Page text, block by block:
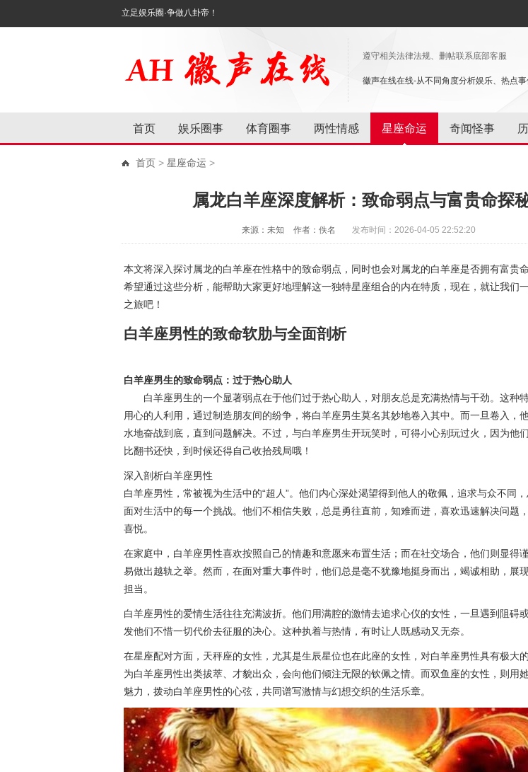
立足娱乐圈·争做八卦帝！
遵守相关法律法规、删帖联系底部客服
徽声在线在线-从不同角度分析娱乐、热点
首页 娱乐圈事 体育圈事 两性情感 星座命运 奇闻怪事
首页 > 星座命运 >
属龙白羊座深度解析：致命弱点与富贵命探
来源：未知 作者：佚名 发布时间：2026-04-05 22:52:20
本文将深入探讨属龙的白羊座在性格中的致命弱点，同时也会对属龙的白羊座是否拥有富贵命
希望通过这些分析，能帮助大家更好地理解这一独特星座组合的内在特质，现在，就让我们
之旅吧！
白羊座男性的致命软肋与全面剖析
白羊座男生的致命弱点：过于热心助人
白羊座男生的一个显著弱点在于他们过于热心助人，对朋友总是充满热情与干劲。这种
用心的人利用，通过制造朋友间的纷争，将白羊座男生莫名其妙地卷入其中。而一旦卷入，
水地奋战到底，直到问题解决。不过，与白羊座男生开玩笑时，可得小心别玩过火，因为他
比翻书还快，到时候还得自己收拾残局哦！
深入剖析白羊座男性
白羊座男性，常被视为生活中的“超人”。他们内心深处渴望得到他人的敬佩，追求与众不同
面对生活中的每一个挑战。他们不相信失败，总是勇往直前，知难而进，喜欢迅速解决问题
喜悦。
在家庭中，白羊座男性喜欢按照自己的情趣和意愿来布置生活；而在社交场合，他们则显得
易做出越轨之举。然而，在面对重大事件时，他们总是毫不犹豫地挺身而出，竭诚相助，展
担当。
白羊座男性的爱情生活往往充满波折。他们用满腔的激情去追求心仪的女性，一旦遇到阻碍
发他们不惜一切代价去征服的决心。这种执着与热情，有时让人既感动又无奈。
在星座配对方面，天秤座的女性，尤其是生辰星位也在此座的女性，对白羊座男性具有极大
为白羊座男性出类拔萃、才貌出众，会向他们倾注无限的钦佩之情。而双鱼座的女性，则用
魅力，拨动白羊座男性的心弦，共同谱写激情与幻想交织的生活乐章。